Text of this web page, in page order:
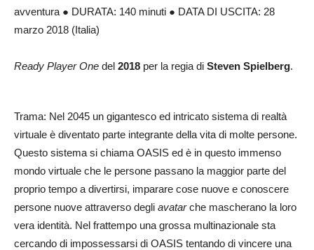
avventura ● DURATA: 140 minuti ● DATA DI USCITA: 28
marzo 2018 (Italia)
Ready Player One del 2018 per la regia di Steven Spielberg.
Trama: Nel 2045 un gigantesco ed intricato sistema di realtà
virtuale è diventato parte integrante della vita di molte persone.
Questo sistema si chiama OASIS ed è in questo immenso
mondo virtuale che le persone passano la maggior parte del
proprio tempo a divertirsi, imparare cose nuove e conoscere
persone nuove attraverso degli avatarche mascherano la loro
vera identità. Nel frattempo una grossa multinazionale sta
cercando di impossessarsi di OASIS tentando di vincere una